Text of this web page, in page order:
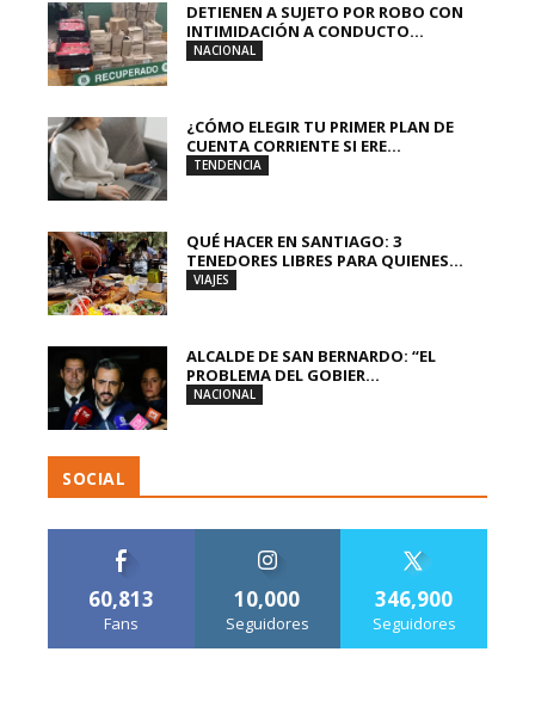
DETIENEN A SUJETO POR ROBO CON
INTIMIDACIÓN A CONDUCTO...
NACIONAL
¿CÓMO ELEGIR TU PRIMER PLAN DE
CUENTA CORRIENTE SI ERE...
TENDENCIA
QUÉ HACER EN SANTIAGO: 3
TENEDORES LIBRES PARA QUIENES...
VIAJES
ALCALDE DE SAN BERNARDO: “EL
PROBLEMA DEL GOBIER...
NACIONAL
SOCIAL
60,813
Fans
10,000
Seguidores
346,900
Seguidores